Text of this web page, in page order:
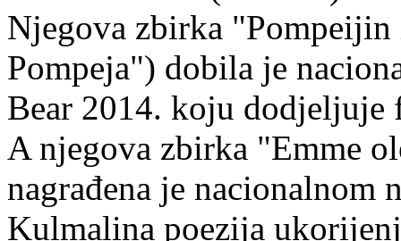
Njegova zbirka
Pompeja") dobila je
Bear 2014. koju
A njegova zbirka "Emme
nagrađena je nacionalnom
Kulmalina poezija